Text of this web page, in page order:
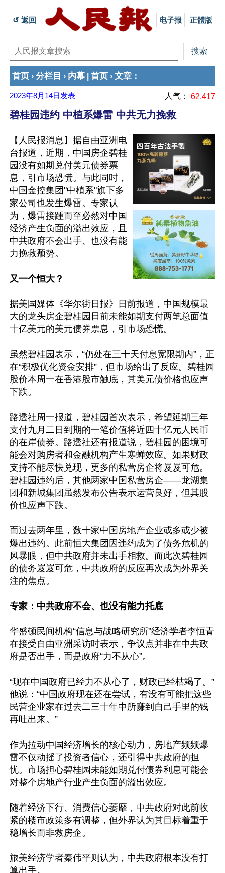
↺ 返回 电子报 正體版
首页 › 分栏目 › 内幕 首页 › 文章 ：
2023年8月14日 发表 人气： 62,417
碧桂园违约 中植系爆雷 中共无力挽救
【人民报消息】据自由亚洲电
台报道，近期，中国房企碧桂
园没有如期兑付美元债券票
息，引市场恐慌。与此同时，
中国金控集团"中植系"旗下多
家公司也发生爆雷。专家认
为，爆雷接踵而至必然对中国
经济产生负面的溢出效应，且
中共政府不会出手、也没有能
力挽救颓势。
又一个恒大？
据美国媒体《华尔街日报》日前报道，中国规模最
大的龙头房企碧桂园日前未能如期支付两笔总面值
十亿美元的美元债券票息，引市场恐慌。
虽然碧桂园表示，“仍处在三十天付息宽限期内”，正
在“积极优化资金安排”，但市场给出了反应。碧桂园
股价本周一在香港股市触底，其美元债价格也应声
下跌。
路透社周一报道，碧桂园首次表示，希望延期三年
支付九月二日到期的一笔价值将近四十亿元人民币
的在岸债券。路透社还有报道说，碧桂园的困境可
能会对购房者和金融机构产生寒蝉效应。如果财政
支持不能尽快兑现，更多的私营房企将岌岌可危。
碧桂园违约后，其他两家中国私营房企——龙湖集
团和新城集团虽然发布公告表示运营良好，但其股
价也应声下跌。
而过去两年里，数十家中国房地产企业或多或少被
爆出违约。此前恒大集团因违约成为了债务危机的
风暴眼，但中共政府并未出手相救。而此次碧桂园
的债务岌岌可危，中共政府的反应再次成为外界关
注的焦点。
专家：中共政府不会、也没有能力托底
华盛顿民间机构“信息与战略研究所”经济学者李恒青
在接受自由亚洲采访时表示，争议点并非在中共政
府是否出手，而是政府“力不从心”。
“现在中国政府已经力不从心了，财政已经枯竭了。”
他说：“中国政府现在还在尝试，有没有可能把这些
民营企业家在过去二三十年中所赚到自己手里的钱
再吐出来。”
作为拉动中国经济增长的核心动力，房地产频频爆
雷不仅动摇了投资者信心，还引得中共政府的担
忧。市场担心碧桂园未能如期兑付债券利息可能会
对整个房地产行业产生负面的溢出效应。
随着经济下行、消费信心萎靡，中共政府对此前收
紧的楼市政策多有调整，但外界认为其目标着重于
稳增长而非救房企。
旅美经济学者秦伟平则认为，中共政府根本没有打
算出手。